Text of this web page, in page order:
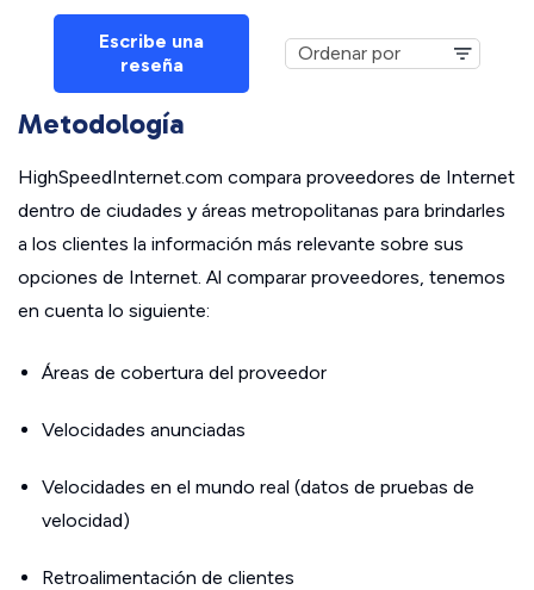
Escribe una
reseña
Metodología
HighSpeedInternet.com compara proveedores de Internet
dentro de ciudades y áreas metropolitanas para brindarles
a los clientes la información más relevante sobre sus
opciones de Internet. Al comparar proveedores, tenemos
en cuenta lo siguiente:
Áreas de cobertura del proveedor
Velocidades anunciadas
Velocidades en el mundo real (datos de pruebas de
velocidad)
Retroalimentación de clientes